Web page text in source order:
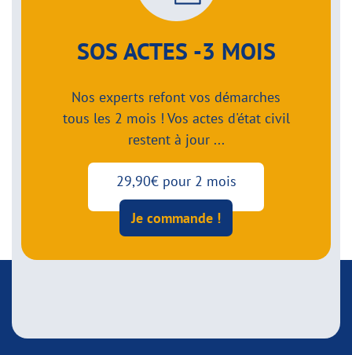
SOS ACTES -3 MOIS
Nos experts refont vos démarches
tous les 2 mois ! Vos actes d'état civil
restent à jour ...
29,90€ pour 2 mois
Je commande !